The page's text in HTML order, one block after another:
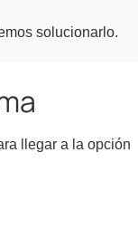
solucionarlo.
llegar a la opción